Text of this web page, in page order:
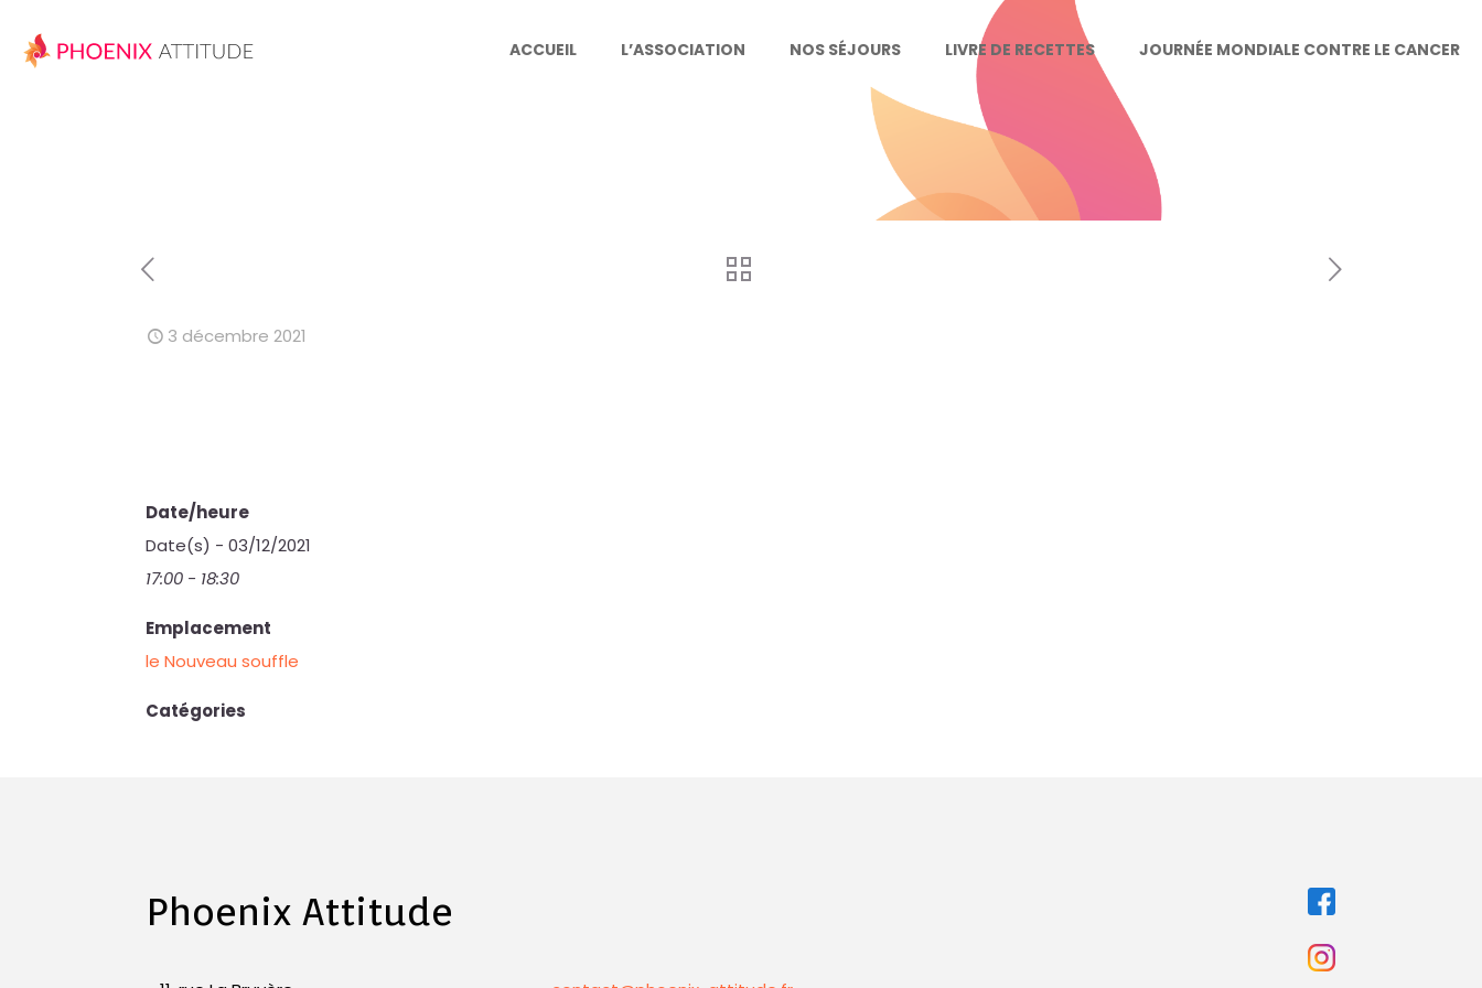
ACCUEIL L’ASSOCIATION NOS SÉJOURS LIVRE DE RECETTES JOURNÉE MONDIALE CONTRE LE CANCER
3 décembre 2021
Date/heure
Date(s) - 03/12/2021
17:00 - 18:30
Emplacement
le Nouveau souffle
Catégories
Phoenix Attitude